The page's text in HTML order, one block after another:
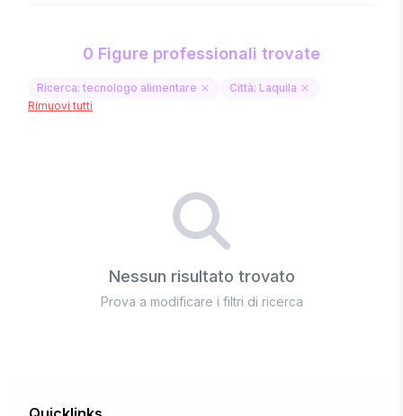
0 Figure professionali trovate
Ricerca: tecnologo alimentare
Città: Laquila
Rimuovi tutti
Nessun risultato trovato
Prova a modificare i filtri di ricerca